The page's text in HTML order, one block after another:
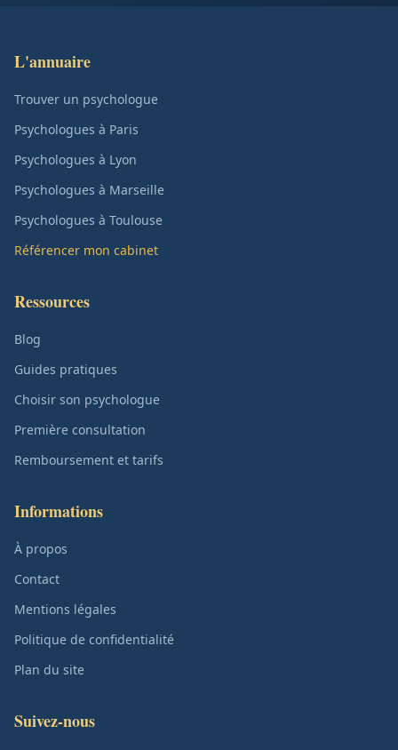
L'annuaire
Trouver un psychologue
Psychologues à Paris
Psychologues à Lyon
Psychologues à Marseille
Psychologues à Toulouse
Référencer mon cabinet
Ressources
Blog
Guides pratiques
Choisir son psychologue
Première consultation
Remboursement et tarifs
Informations
À propos
Contact
Mentions légales
Politique de confidentialité
Plan du site
Suivez-nous